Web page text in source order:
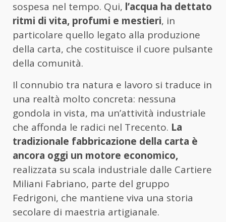
sospesa nel tempo. Qui, l’acqua ha dettato
ritmi di vita, profumi e mestieri, in
particolare quello legato alla produzione
della carta, che costituisce il cuore pulsante
della comunità.
Il connubio tra natura e lavoro si traduce in
una realtà molto concreta: nessuna
gondola in vista, ma un’attività industriale
che affonda le radici nel Trecento. La
tradizionale fabbricazione della carta è
ancora oggi un motore economico,
realizzata su scala industriale dalle Cartiere
Miliani Fabriano, parte del gruppo
Fedrigoni, che mantiene viva una storia
secolare di maestria artigianale.